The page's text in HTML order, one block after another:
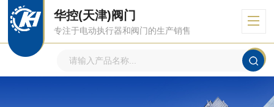
华控(天津)阀门
专注于电动执行器和阀门的生产销售